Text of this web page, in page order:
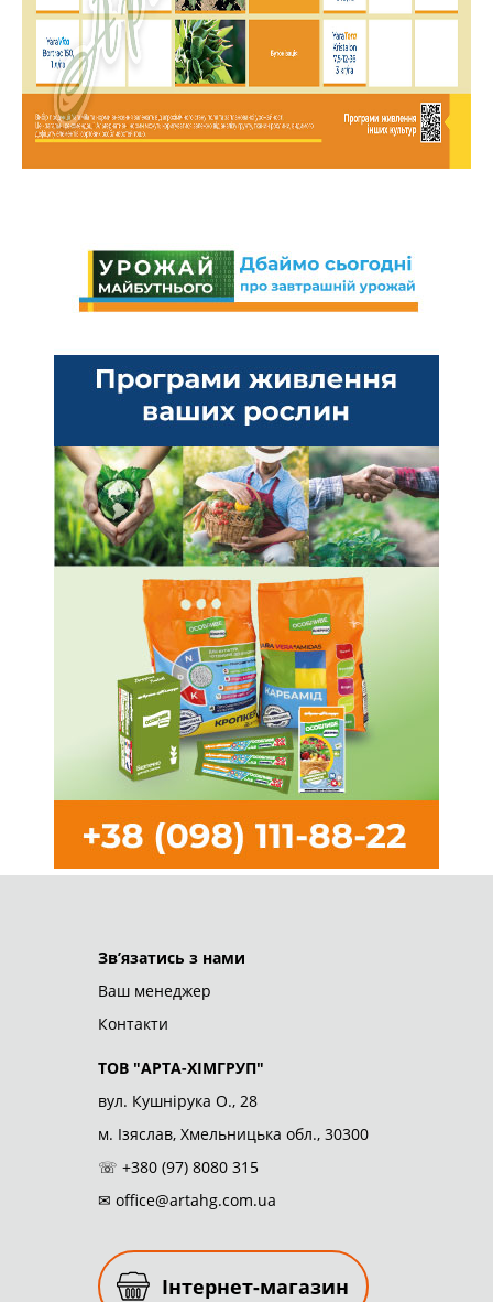
ТОВ "АРТА-ХІМГРУП"© 2026
Зв’язатись з нами
Ваш менеджер
Контакти
ТОВ "АРТА-ХІМГРУП"
вул. Кушнірука О., 28
м. Ізяслав, Хмельницька обл., 30300
☏ +380 (97) 8080 315
✉ office@artahg.com.ua
Інтернет-магазин